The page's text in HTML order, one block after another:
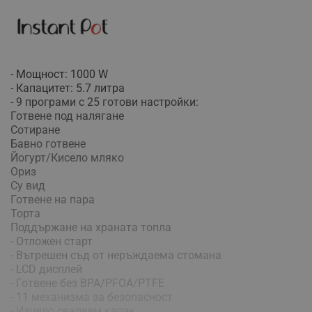
- Мощност: 1000 W
- Капацитет: 5.7 литра
- 9 програми с 25 готови настройки:
Готвене под налягане
Сотиране
Бавно готвене
Йогурт/Кисело мляко
Ориз
Су вид
Готвене на пара
Торта
Поддържане на храната топла
- Отложен старт
- Вътрешен съд от неръждаема стомана
- LCD дисплей
- Готвене без BPA/PFOA/PTFE